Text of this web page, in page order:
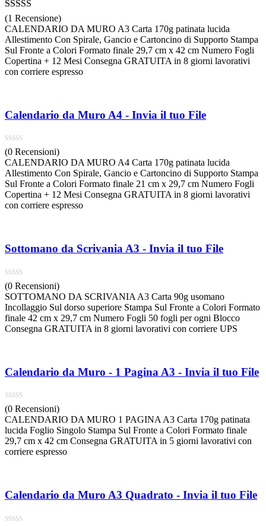
Valutato5.00
su 5
(1 Recensione)
CALENDARIO DA MURO A3 Carta 170g patinata lucida
Allestimento Con Spirale, Gancio e Cartoncino di Supporto Stampa
Sul Fronte a Colori Formato finale 29,7 cm x 42 cm Numero Fogli
Copertina + 12 Mesi Consegna GRATUITA in 8 giorni lavorativi
con corriere espresso
Calendario da Muro A4 - Invia il tuo File
(0 Recensioni)
CALENDARIO DA MURO A4 Carta 170g patinata lucida
Allestimento Con Spirale, Gancio e Cartoncino di Supporto Stampa
Sul Fronte a Colori Formato finale 21 cm x 29,7 cm Numero Fogli
Copertina + 12 Mesi Consegna GRATUITA in 8 giorni lavorativi
con corriere espresso
Sottomano da Scrivania A3 - Invia il tuo File
(0 Recensioni)
SOTTOMANO DA SCRIVANIA A3 Carta 90g usomano
Incollaggio Sul dorso superiore Stampa Sul Fronte a Colori Formato
finale 42 cm x 29,7 cm Numero Fogli 50 fogli per ogni Blocco
Consegna GRATUITA in 8 giorni lavorativi con corriere UPS
Calendario da Muro - 1 Pagina A3 - Invia il tuo File
(0 Recensioni)
CALENDARIO DA MURO 1 PAGINA A3 Carta 170g patinata
lucida Foglio Singolo Stampa Sul Fronte a Colori Formato finale
29,7 cm x 42 cm Consegna GRATUITA in 5 giorni lavorativi con
corriere espresso
Calendario da Muro A3 Quadrato - Invia il tuo File